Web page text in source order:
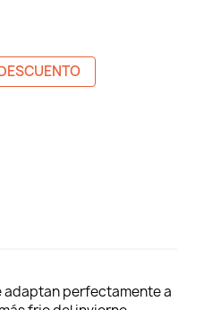
perfectamente a